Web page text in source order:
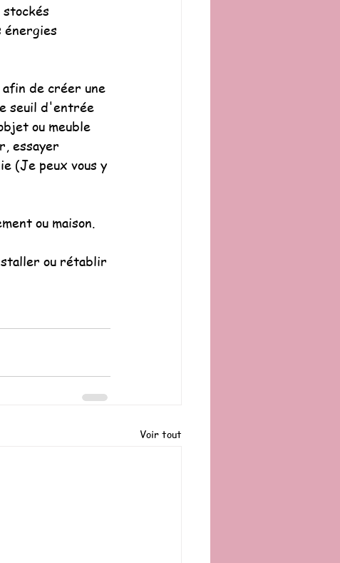
énergies
afin de créer une
seuil d'entrée
ou meuble
essayer
(Je peux vous y
ou maison.
ou rétablir
Voir tout